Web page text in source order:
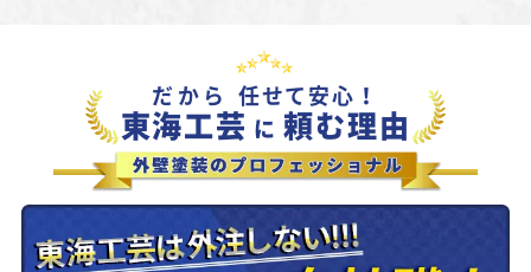
だから 任せて安心！
東海工芸 に 頼む理由